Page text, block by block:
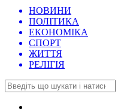
НОВИНИ
ПОЛІТИКА
ЕКОНОМІКА
СПОРТ
ЖИТТЯ
РЕЛІГІЯ